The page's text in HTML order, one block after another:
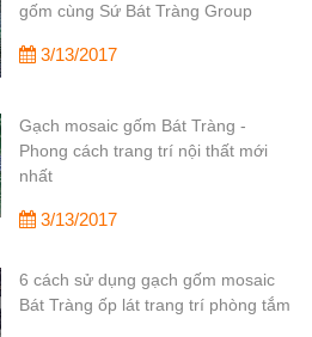
gốm cùng Sứ Bát Tràng Group
3/13/2017
Gạch mosaic gốm Bát Tràng -
Phong cách trang trí nội thất mới
nhất
3/13/2017
6 cách sử dụng gạch gốm mosaic
Bát Tràng ốp lát trang trí phòng tắm